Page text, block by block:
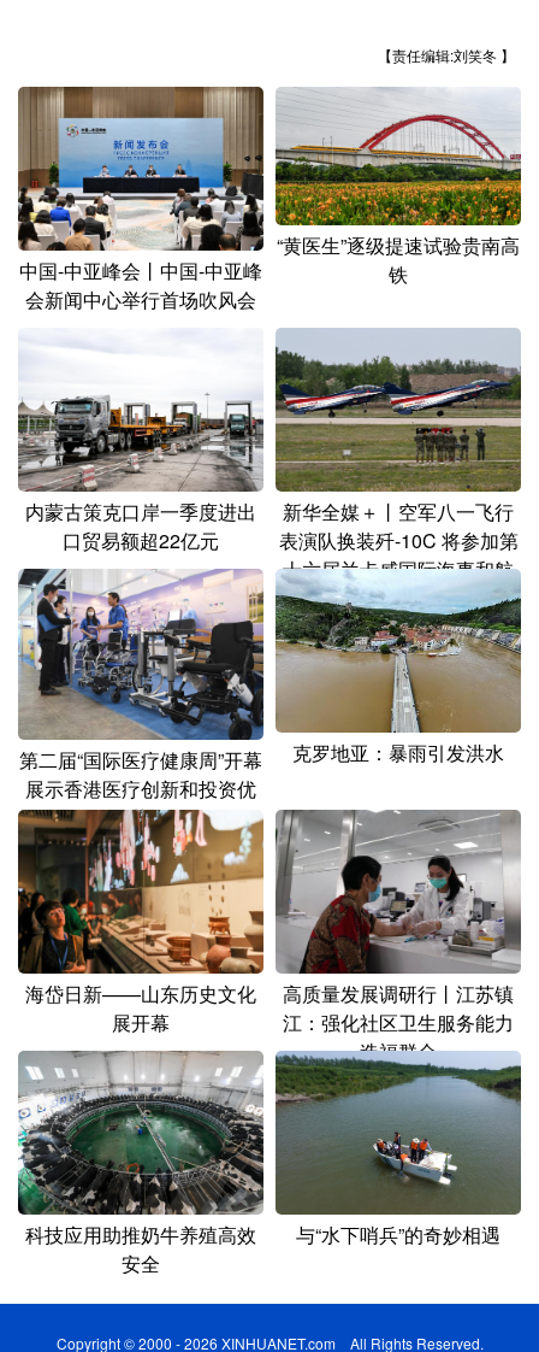
北京 天津 山西
辽宁 吉林 上海 江苏
浙江 安徽 福建 江西
山东 河南
广西 海南 重庆
云南 西藏
陕西 甘肃 青海 宁夏
新疆 内蒙古 黑龙江
多语种频道
English Español Français عربى
Русский язык 日本語 한국어
Deutsch Português
【责任编辑:刘笑冬 】
中国-中亚峰会丨中国-中亚峰
会新闻中心举行首场吹风会
“黄医生”逐级提速试验贵南高
铁
内蒙古策克口岸一季度进出
口贸易额超22亿元
新华全媒＋丨空军八一飞行
表演队换装歼-10C 将参加第
十六届兰卡威国际海事和航
空展
第二届“国际医疗健康周”开幕
展示香港医疗创新和投资优
势
克罗地亚：暴雨引发洪水
海岱日新——山东历史文化
展开幕
高质量发展调研行丨江苏镇
江：强化社区卫生服务能力
造福群众
科技应用助推奶牛养殖高效
安全
与“水下哨兵”的奇妙相遇
Copyright © 2000 - 2026 XINHUANET.com All Rights Reserved.